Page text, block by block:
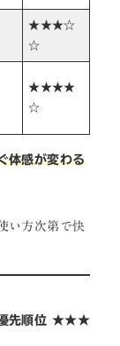
★★★☆
☆
★★★★
☆
体感が変わる
い方次第で快
優先順位 ★★★